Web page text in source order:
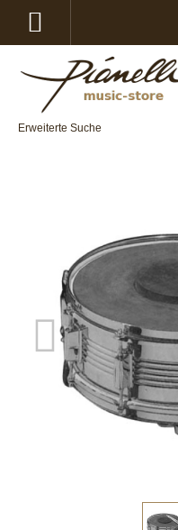
Erweiterte Suche